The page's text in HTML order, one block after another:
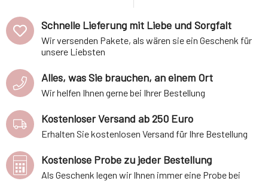
juckende Haut mit lokalen
Entzündungen und für
ekzematische Kopfhaut mit
trockenen Schuppen. Ideal
Haar und bei Haarausfall
aufgrund von Schwäch
Schnelle Lieferung mit Liebe und Sorgfalt
Wir versenden Pakete, als wären sie ein Geschenk für
unsere Liebsten
Alles, was Sie brauchen, an einem Ort
Wir helfen Ihnen gerne bei Ihrer Bestellung
Kostenloser Versand ab 250 Euro
Erhalten Sie kostenlosen Versand für Ihre Bestellung
Kostenlose Probe zu jeder Bestellung
Als Geschenk legen wir Ihnen immer eine Probe bei